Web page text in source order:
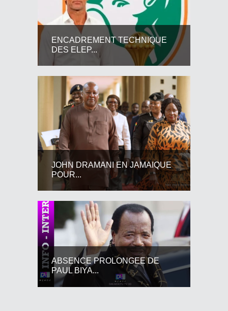
ENCADREMENT TECHNIQUE
DES ELEP...
JOHN DRAMANI EN JAMAIQUE
POUR...
ABSENCE PROLONGEE DE
PAUL BIYA...